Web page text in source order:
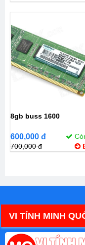
8gb buss 1600
600,000 đ
700,000 đ
VI TÍNH MINH